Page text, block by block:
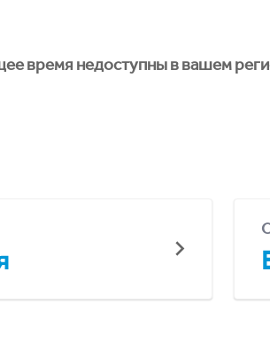
время недоступны в вашем